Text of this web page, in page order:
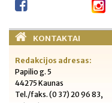
KONTAKTAI
Redakcijos adresas:
Papilio g. 5
44275 Kaunas
Tel./faks. (0 37) 20 96 83,